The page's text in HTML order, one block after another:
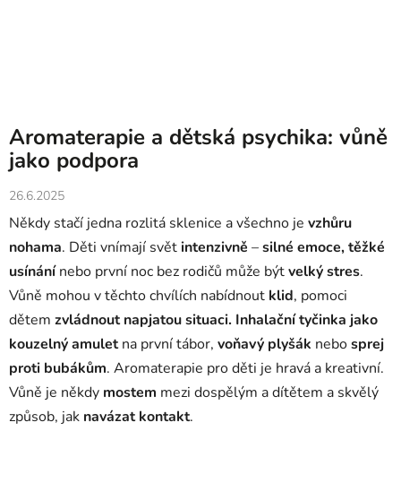
Aromaterapie a dětská psychika: vůně
jako podpora
26.6.2025
Někdy stačí jedna rozlitá sklenice a všechno je vzhůru
nohama. Děti vnímají světintenzivně –silné emoce, těžké
usínánínebo první noc bez rodičů může býtvelký stres.
Vůně mohou v těchto chvílích nabídnout klid, pomoci
dětem zvládnout napjatou situaci. Inhalační tyčinka jako
kouzelný amuletna první tábor, voňavý plyšák nebosprej
proti bubákům. Aromaterapie pro děti je hravá a kreativní.
Vůně je někdy mostem mezi dospělým a dítětem a skvělý
způsob, jak navázat kontakt.